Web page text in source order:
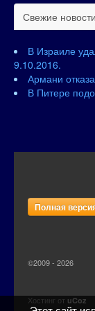
Свежие новости
В Израиле
9.10.2016.
Армани
В Питере
Полная
©2009 - 2026
Хостинг от uCoz